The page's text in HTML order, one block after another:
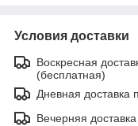
Условия доставки
Воскресная
(бесплатная)
Дневная доставка
Вечерняя